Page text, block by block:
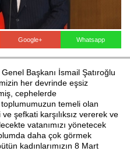
Google+ Whatsapp
Başkanı İsmail Şatıroğlu
her devrinde eşsiz
cephelerde
toplumumuzun temeli olan
şefkati karşılıksız vererek ve
vatanımızı yönetecek
daha çok görmek
kadınlarımızın 8 Mart
İLETİŞİM
Haberin Doğru Adresi.